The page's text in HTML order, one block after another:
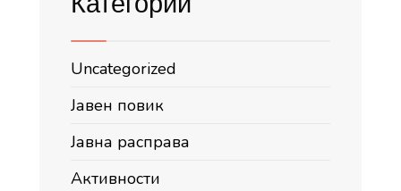
Uncategorized
Јавен повик
Јавна расправа
Активности